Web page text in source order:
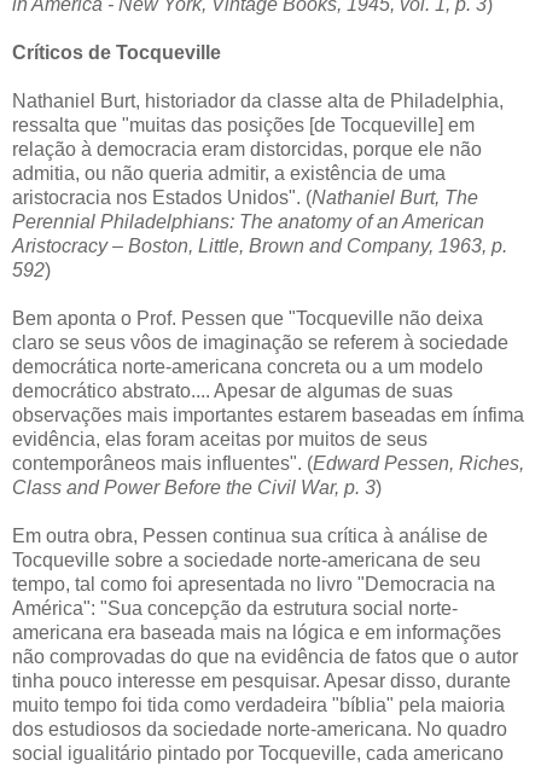
in America - New York, Vintage Books, 1945, vol. 1, p. 3)
Críticos de Tocqueville
Nathaniel Burt, historiador da classe alta de Philadelphia,
ressalta que "muitas das posições [de Tocqueville] em
relação à democracia eram distorcidas, porque ele não
admitia, ou não queria admitir, a existência de uma
aristocracia nos Estados Unidos". (Nathaniel Burt, The
Perennial Philadelphians: The anatomy of an American
Aristocracy – Boston, Little, Brown and Company, 1963, p.
592)
Bem aponta o Prof. Pessen que "Tocqueville não deixa
claro se seus vôos de imaginação se referem à sociedade
democrática norte-americana concreta ou a um modelo
democrático abstrato.... Apesar de algumas de suas
observações mais importantes estarem baseadas em ínfima
evidência, elas foram aceitas por muitos de seus
contemporâneos mais influentes". (Edward Pessen, Riches,
Class and Power Before the Civil War, p. 3)
Em outra obra, Pessen continua sua crítica à análise de
Tocqueville sobre a sociedade norte-americana de seu
tempo, tal como foi apresentada no livro "Democracia na
América": "Sua concepção da estrutura social norte-
americana era baseada mais na lógica e em informações
não comprovadas do que na evidência de fatos que o autor
tinha pouco interesse em pesquisar. Apesar disso, durante
muito tempo foi tida como verdadeira "bíblia" pela maioria
dos estudiosos da sociedade norte-americana. No quadro
social igualitário pintado por Tocqueville, cada americano